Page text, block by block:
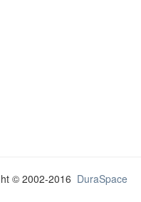
© 2002-2016 DuraSpace